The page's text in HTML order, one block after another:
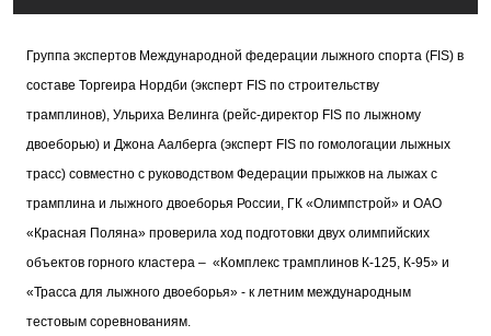
Группа экспертов Международной федерации лыжного спорта (FIS) в
составе Торгеира Нордби (эксперт FIS по строительству
трамплинов), Ульриха Велинга (рейс-директор FIS по лыжному
двоеборью) и Джона Аалберга (эксперт FIS по гомологации лыжных
трасс) совместно с руководством Федерации прыжков на лыжах с
трамплина и лыжного двоеборья России, ГК «Олимпстрой» и ОАО
«Красная Поляна» проверила ход подготовки двух олимпийских
объектов горного кластера – «Комплекс трамплинов К-125, К-95» и
«Трасса для лыжного двоеборья» - к летним международным
тестовым соревнованиям.